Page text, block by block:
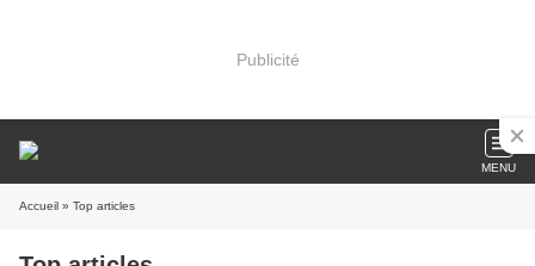
Publicité
MENU
Accueil » Top articles